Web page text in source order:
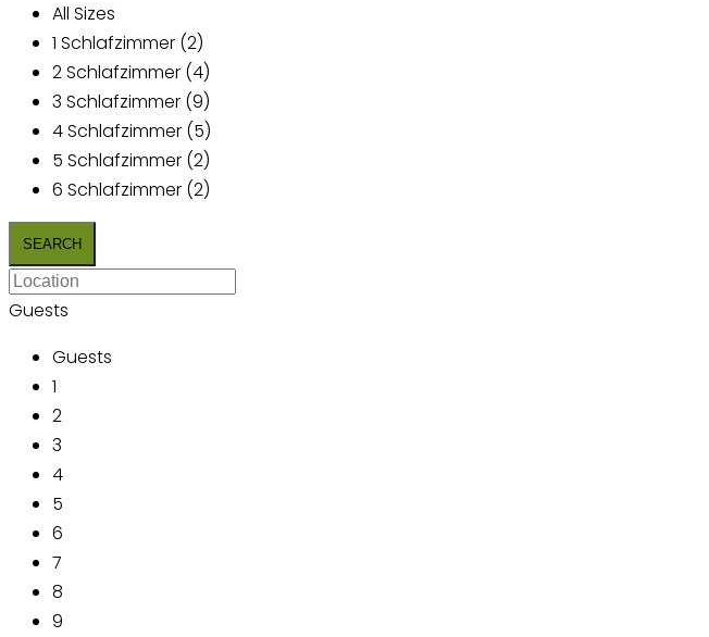
All Sizes
1 Schlafzimmer (2)
2 Schlafzimmer (4)
3 Schlafzimmer (9)
4 Schlafzimmer (5)
5 Schlafzimmer (2)
6 Schlafzimmer (2)
Guests
Guests
1
2
3
4
5
6
7
8
9